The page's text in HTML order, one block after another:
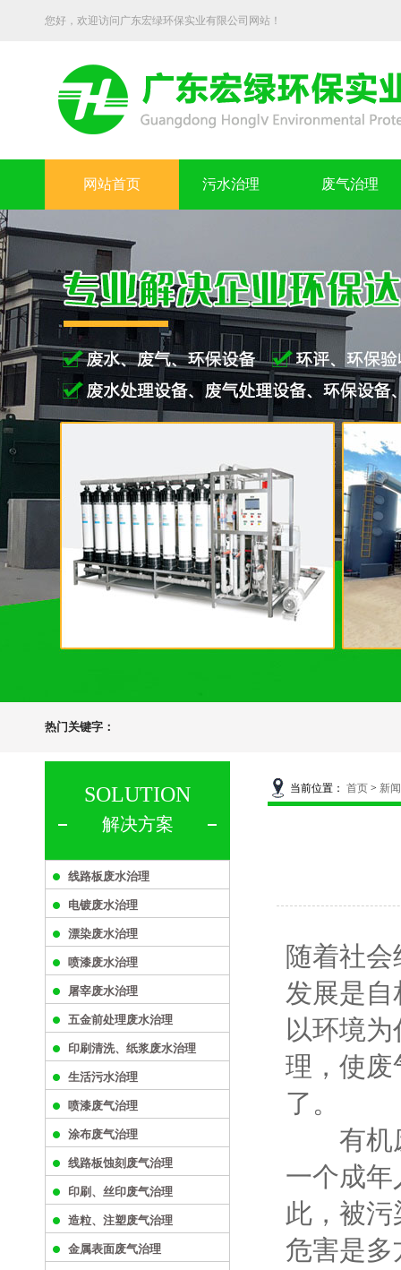
您好，欢迎访问广东宏绿环保实业有限公司网站！
网站首页 污水治理 废气治理
热门关键字：
SOLUTION
解决方案
线路板废水治理
电镀废水治理
漂染废水治理
喷漆废水治理
屠宰废水治理
五金前处理废水治理
印刷清洗、纸浆废水治理
生活污水治理
喷漆废气治理
涂布废气治理
线路板蚀刻废气治理
印刷、丝印废气治理
造粒、注塑废气治理
金属表面废气治理
当前位置： 首页 > 新
随着社
发展是
以环境
理，使废
了。
有机废
一个成年
此，被
危害是